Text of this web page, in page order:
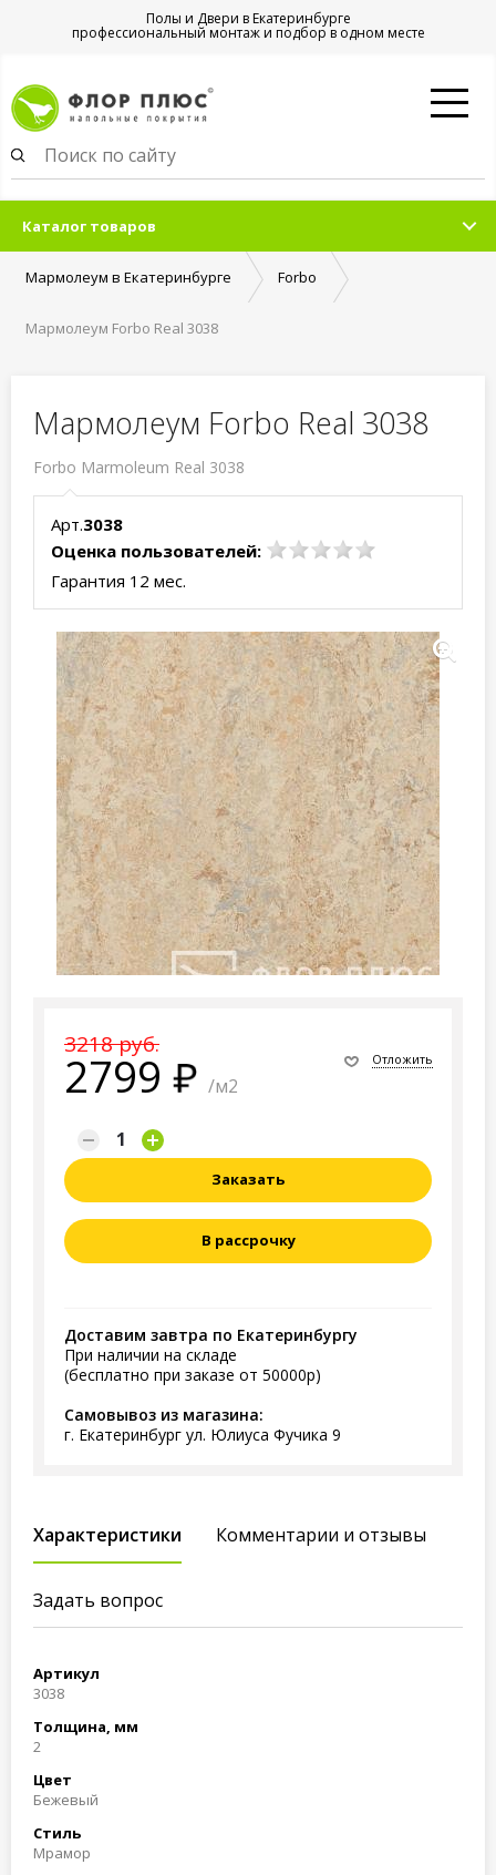
Полы и Двери в Екатеринбурге
профессиональный монтаж и подбор в одном месте
Каталог товаров
Мармолеум в Екатеринбурге Forbo
Мармолеум Forbo Real 3038
Мармолеум Forbo Real 3038
Forbo Marmoleum Real 3038
Арт.3038
Оценка пользователей:
Гарантия 12 мес.
3218 руб.
2799 /м2
Отложить
Заказать
В рассрочку
Доставим завтра по Екатеринбургу
При наличии на складе
(бесплатно при заказе от 50000р)
Самовывоз из магазина:
г. Екатеринбург ул. Юлиуса Фучика 9
Характеристики Комментарии и отзывы
Задать вопрос
Артикул
3038
Толщина, мм
2
Цвет
Бежевый
Стиль
Мрамор